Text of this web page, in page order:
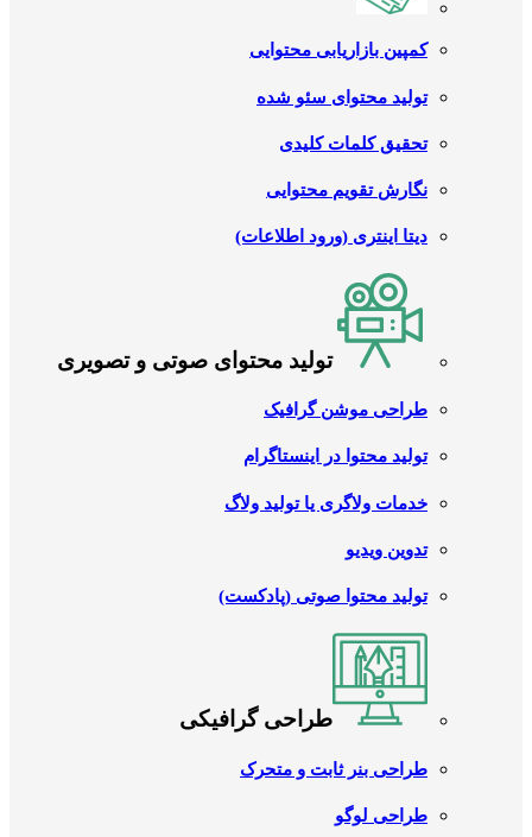
کمپین بازاریابی محتوایی
تولید محتوای سئو شده
تحقیق کلمات کلیدی
نگارش تقویم محتوایی
دیتا اینتری (ورود اطلاعات)
تولید محتوای صوتی و تصویری
طراحی موشن گرافیک
تولید محتوا در اینستاگرام
خدمات ولاگری یا تولید ولاگ
تدوین ویدیو
تولید محتوا صوتی (پادکست)
طراحی گرافیکی
طراحی بنر ثابت و متحرک
طراحی لوگو